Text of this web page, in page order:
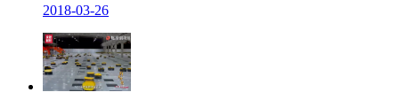
2018-03-26